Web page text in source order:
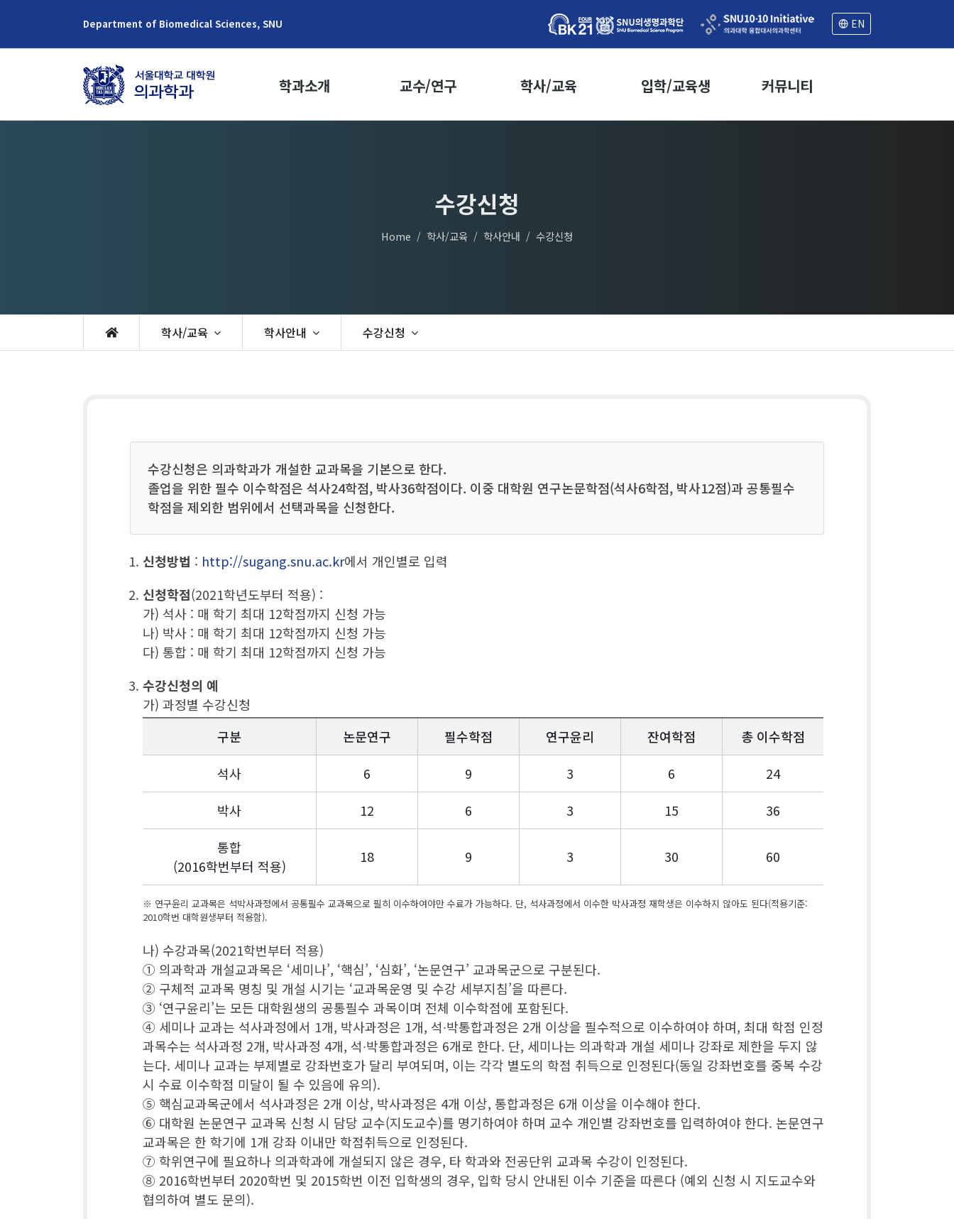
Department of Biomedical Sciences, SNU EN
학과소개 교수/연구
연도별 연구업적
학사/교육
학위논문제출
입학/교육생 커뮤니티
수강신청
Home 학사/교육 학사안내 수강신청
학사/교육 학사안내 수강신청
수강신청은 의과학과가 개설한 교과목을 기본으로 한다.
졸업을 위한 필수 이수학점은 석사24학점, 박사36학점이다. 이중 대학원 연구논문학점(석사6학점, 박사12점)과 공통필수
학점을 제외한 범위에서 선택과목을 신청한다.
신청방법 : http://sugang.snu.ac.kr에서 개인별로 입력
신청학점(2021학년도부터 적용) :
가) 석사 : 매 학기 최대 12학점까지 신청 가능
나) 박사 : 매 학기 최대 12학점까지 신청 가능
다) 통합 : 매 학기 최대 12학점까지 신청 가능
수강신청의 예
가) 과정별 수강신청
구분
논문연구 필수학점 연구윤리 잔여학점
총 이수학점
석사
6 9 3 6
24
박사
12 6 3 15
36
통합
(2016학번부터 적용)
18 9 3 30 60
※ 연구윤리 교과목은 석박사과정에서 공통필수 교과목으로 필히 이수하여야만 수료가 가능하다. 단, 석사과정에서 이수한 박사과정 재학생은 이수하지 않아도 된다(적용기준:
2010학번 대학원생부터 적용함).
나) 수강과목(2021학번부터 적용)
① 의과학과 개설교과목은 ‘세미나’, ‘핵심’, ‘심화’, ‘논문연구’ 교과목군으로 구분된다.
② 구체적 교과목 명칭 및 개설 시기는 ‘교과목운영 및 수강 세부지침’을 따른다.
③ ‘연구윤리’는 모든 대학원생의 공통필수 과목이며 전체 이수학점에 포함된다.
④ 세미나 교과는 석사과정에서 1개, 박사과정은 1개, 석∙박통합과정은 2개 이상을 필수적으로 이수하여야 하며, 최대 학점 인정
과목수는 석사과정 2개, 박사과정 4개, 석∙박통합과정은 6개로 한다. 단, 세미나는 의과학과 개설 세미나 강좌로 제한을 두지 않
는다. 세미나 교과는 부제별로 강좌번호가 달리 부여되며, 이는 각각 별도의 학점 취득으로 인정된다(동일 강좌번호를 중복 수강
시 수료 이수학점 미달이 될 수 있음에 유의).
⑤ 핵심교과목군에서 석사과정은 2개 이상, 박사과정은 4개 이상, 통합과정은 6개 이상을 이수해야 한다.
⑥ 대학원 논문연구 교과목 신청 시 담당 교수(지도교수)를 명기하여야 하며 교수 개인별 강좌번호를 입력하여야 한다. 논문연구
교과목은 한 학기에 1개 강좌 이내만 학점취득으로 인정된다.
⑦ 학위연구에 필요하나 의과학과에 개설되지 않은 경우, 타 학과와 전공단위 교과목 수강이 인정된다.
⑧ 2016학번부터 2020학번 및 2015학번 이전 입학생의 경우, 입학 당시 안내된 이수 기준을 따른다 (예외 신청 시 지도교수와
협의하여 별도 문의).